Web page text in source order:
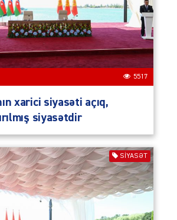
5517
xarici siyasəti açıq,
siyasətdir
SIYASƏT